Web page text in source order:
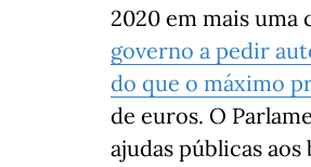
2020 em mais uma
governo a pedir
do que o máximo
de euros. O
ajudas públicas aos